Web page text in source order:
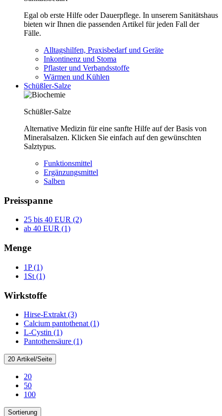
Egal ob erste Hilfe oder Dauerpflege. In unserem Sanitätshaus
bieten wir Ihnen die passenden Artikel für jeden Fall der
Fälle.
Alltagshilfen, Praxisbedarf und Geräte
Inkontinenz und Stoma
Pflaster und Verbandsstoffe
Wärmen und Kühlen
Schüßler-Salze
Schüßler-Salze
Alternative Medizin für eine sanfte Hilfe auf der Basis von
Mineralsalzen. Klicken Sie einfach auf den gewünschten
Salztypus.
Funktionsmittel
Ergänzungsmittel
Salben
Preisspanne
25 bis 40 EUR (2)
ab 40 EUR (1)
Menge
1P (1)
1St (1)
Wirkstoffe
Hirse-Extrakt (3)
Calcium pantothenat (1)
L-Cystin (1)
Pantothensäure (1)
20 Artikel/Seite
20
50
100
Sortierung